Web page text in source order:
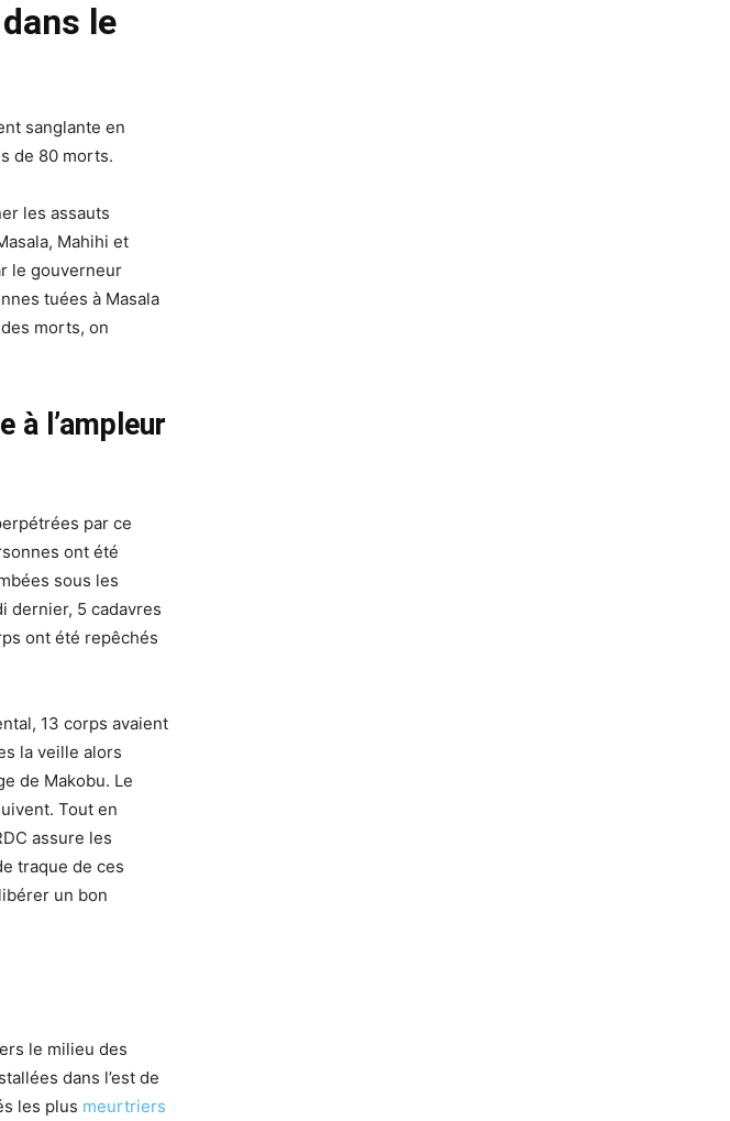
le
sanglante en
de 80 morts.
les assauts
Mahihi et
le gouverneur
tuées à Masala
morts, on
à l’ampleur
par ce
ont été
sous les
dernier, 5 cadavres
ont été repêchés
13 corps avaient
la veille alors
de Makobu. Le
Tout en
assure les
traque de ces
un bon
le milieu des
dans l’est de
les plus meurtriers